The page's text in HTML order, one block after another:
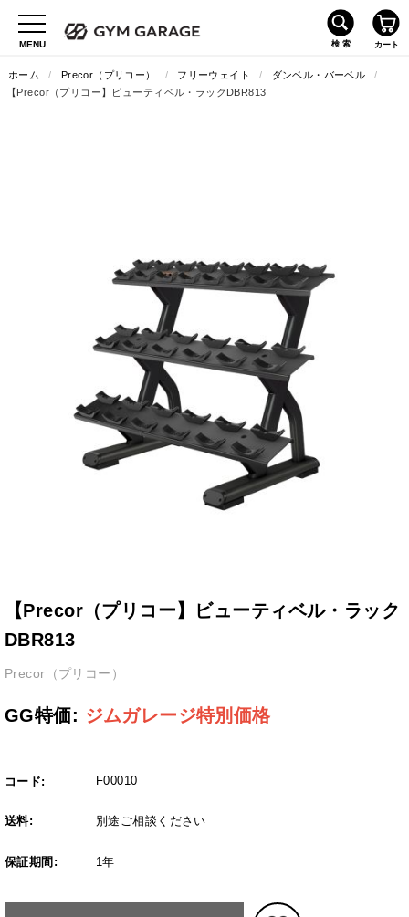
ホーム / Precor（プリコー） / フリーウェイト / ダンベル・バーベル
/
【Precor（プリコー】ビューティベル・ラックDBR813
【Precor（プリコー】ビューティベル・ラック
DBR813
Precor（プリコー）
GG特価: ジムガレージ特別価格
コード: F00010
送料: 別途ご相談ください
保証期間: 1年